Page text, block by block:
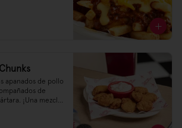
apanados de pollo
de
¡Una mezcla